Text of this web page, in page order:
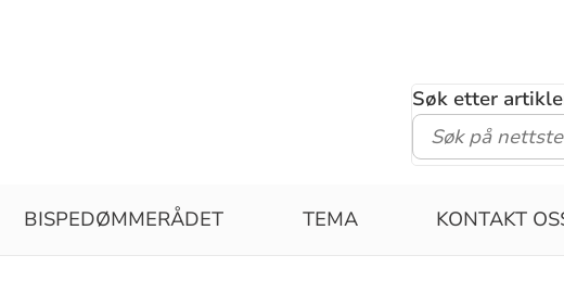
Søk etter
BISPEDØMMERÅDET TEMA KONTAKT